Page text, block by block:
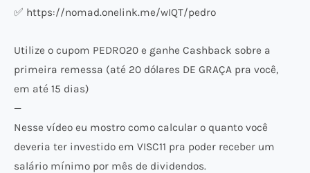
✅ https://nomad.onelink.me/wIQT/pedro
Utilize o cupom PEDRO20 e ganhe Cashback sobre a
primeira remessa (até 20 dólares DE GRAÇA pra você,
em até 15 dias)
—
Nesse vídeo eu mostro como calcular o quanto você
deveria ter investido em VISC11 pra poder receber um
salário mínimo por mês de dividendos.